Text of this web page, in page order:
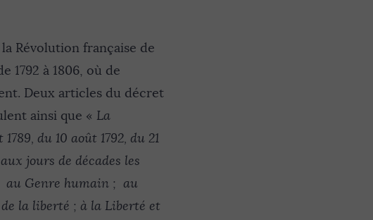
Révolution française de
1792 à 1806, où de
Deux articles du décret
ainsi que « La
du 10 août 1792, du 21
jours de décades les
au Genre humain ; au
la liberté ; à la Liberté et